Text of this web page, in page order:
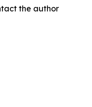
the author